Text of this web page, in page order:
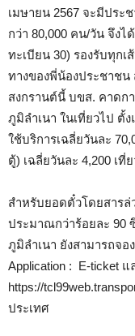
เมษายน 2567 จะมีปร
กว่า 80,000 คน/วัน จึงไ
ทะเบียน 30) รองรับทุกเ
ทางของพี่น้องประชาชน
สงกรานต์นี้ บขส. คาดก
ภูมิลำเนา ในเที่ยวไป ตั้
ใช้บริการเฉลี่ยวันละ
ตู้) เฉลี่ยวันละ 4,200 เที่
สำหรับยอดตั๋วโดยสาร
ประมาณกว่าร้อยละ 90
ภูมิลำเนา ยังสามารถจ
Application : E-ticket แ
https://
ประเทศ